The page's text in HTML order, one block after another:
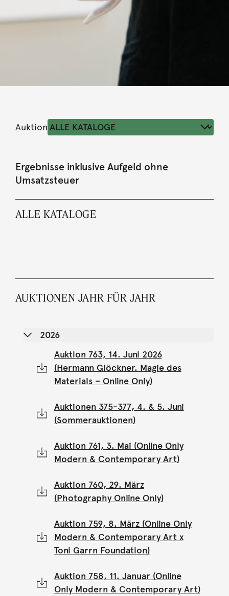
Auktion
Ergebnisse inklusive Aufgeld ohne
Umsatzsteuer
ALLE KATALOGE
AUKTIONEN JAHR FÜR JAHR
2026
Auktion 763, 14. Juni 2026
(Hermann Glöckner. Magie des
Materials – Online Only)
Auktionen 375-377, 4. & 5. Juni
(Sommerauktionen)
Auktion 761, 3. Mai (Online Only
Modern & Contemporary Art)
Auktion 760, 29. März
(Photography Online Only)
Auktion 759, 8. März (Online Only
Modern & Contemporary Art x
Toni Garrn Foundation)
Auktion 758, 11. Januar (Online
Only Modern & Contemporary Art)